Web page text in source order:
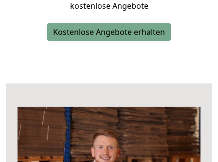
kostenlose Angebote
Kostenlose Angebote erhalten